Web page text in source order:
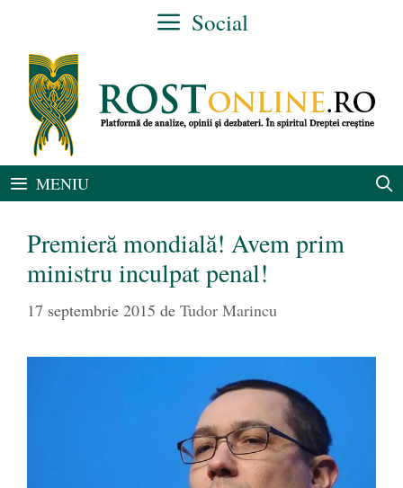
conținut
Social
MENIU
Premieră mondială! Avem prim
ministru inculpat penal!
17 septembrie 2015 de Tudor Marincu